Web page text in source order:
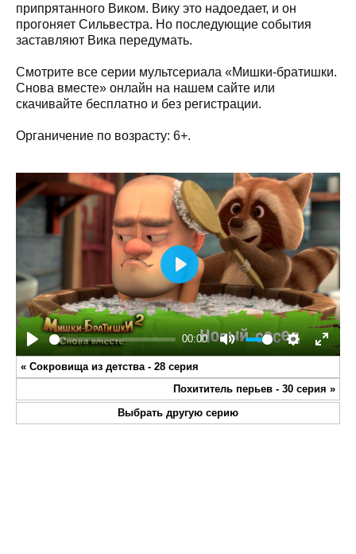
припрятанного Виком. Вику это надоедает, и он
прогоняет Сильвестра. Но последующие события
заставляют Вика передумать.
Смотрите все серии мультсериала «Мишки-братишки.
Снова вместе» онлайн на нашем сайте или
скачивайте бесплатно и без регистрации.
Органичение по возрасту: 6+.
Play
00:00
Mute Settings
Enter
Play
« Сокровища из детства - 28 серия
Похититель перьев - 30 серия »
Выбрать другую серию